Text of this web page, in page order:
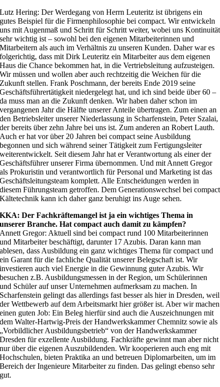
Lutz Hering: Der Werdegang von Herrn Leuteritz ist übrigens ein
gutes Beispiel für die Firmenphilosophie bei compact. Wir entwickeln
uns mit Augenmaß und Schritt für Schritt weiter, wobei uns Kontinuität
sehr wichtig ist – sowohl bei den eigenen Mitarbeiterinnen und
Mitarbeitern als auch im Verhältnis zu unseren Kunden. Daher war es
folgerichtig, dass mit Dirk Leuteritz ein Mitarbeiter aus dem eigenen
Haus die Chance bekommen hat, in die Vertriebsleitung aufzusteigen.
Wir müssen und wollen aber auch rechtzeitig die Weichen für die
Zukunft stellen. Frank Poschmann, der bereits Ende 2019 seine
Geschäftsführertätigkeit niedergelegt hat, und ich sind beide über 60 –
da muss man an die Zukunft denken. Wir haben daher schon im
vergangenen Jahr die Hälfte unserer Anteile übertragen. Zum einen an
den Betriebsleiter unserer Niederlassung in Scharfenstein, Peter Szalai,
der bereits über zehn Jahre bei uns ist. Zum anderen an Robert Lauth.
Auch er hat vor über 20 Jahren bei compact seine Ausbildung
begonnen und sich während seiner Tätigkeit zum Fertigungsleiter
weiterentwickelt. Seit diesem Jahr hat er Verantwortung als einer der
Geschäftsführer unserer Firma übernommen. Und mit Annett Gregor
als Prokuristin und verantwortlich für Personal und Marketing ist das
Geschäftsleitungsteam komplett. Alle Entscheidungen werden in
diesem Führungsteam getroffen. Dem Generationswechsel bei compact
Kältetechnik kann ich daher ganz beruhigt ins Auge sehen.
KKA: Der Fachkräftemangel ist ja ein wichtiges Thema in
unserer Branche. Hat compact auch damit zu kämpfen?
Annett Gregor: Aktuell sind bei compact rund 100 Mitarbeiterinnen
und Mitarbeiter beschäftigt, darunter 17 Azubis. Daran kann man
ablesen, dass Ausbildung ein ganz wichtiges Thema für compact und
ein Garant für die fachliche Qualität unserer Belegschaft ist. Wir
investieren auch viel Energie in die Gewinnung guter Azubis. Wir
besuchen z.B. Ausbildungsmessen in der Region, um Schülerinnen
und Schüler auf unser Unternehmen aufmerksam zu machen. In
Scharfenstein gelingt das allerdings fast besser als hier in Dresden, weil
der Wettbewerb auf dem Arbeitsmarkt hier größer ist. Aber wir machen
einen guten Job: Ein Beleg hierfür sind auch die Auszeichnungen mit
dem Walter-Hartwig-Preis der Handwerkskammer Chemnitz sowie als
„Vorbildlicher Ausbildungsbetrieb“ von der Handwerkskammer
Dresden für exzellente Ausbildung. Fachkräfte gewinnt man aber nicht
nur über die eigenen Auszubildenden. Wir kooperieren auch eng mit
Hochschulen, bieten Praktika an und betreuen Diplomarbeiten, um im
Bereich der Ingenieure Mitarbeiter zu finden. Das gelingt ebenso sehr
gut.